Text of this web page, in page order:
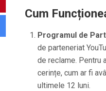
Cum
Programul de
de parteneriat
de reclame. Pentru
cerințe, cum ar fi
ultimele 12 luni.